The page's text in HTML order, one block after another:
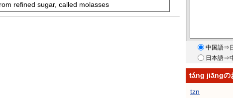
refined sugar, called molasses
中国語⇒
日本語⇒
táng jiāngの
tzn